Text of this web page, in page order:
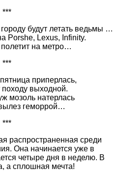
***
будут летать ведьмы …
Porshe, Lexus, Infinity.
на метро…
***
приперлась,
походу выходной.
мозоль натерлась
геморрой…
***
распространенная среди
Она начинается уже в
четыре дня в неделю. В
а сплошная мечта!